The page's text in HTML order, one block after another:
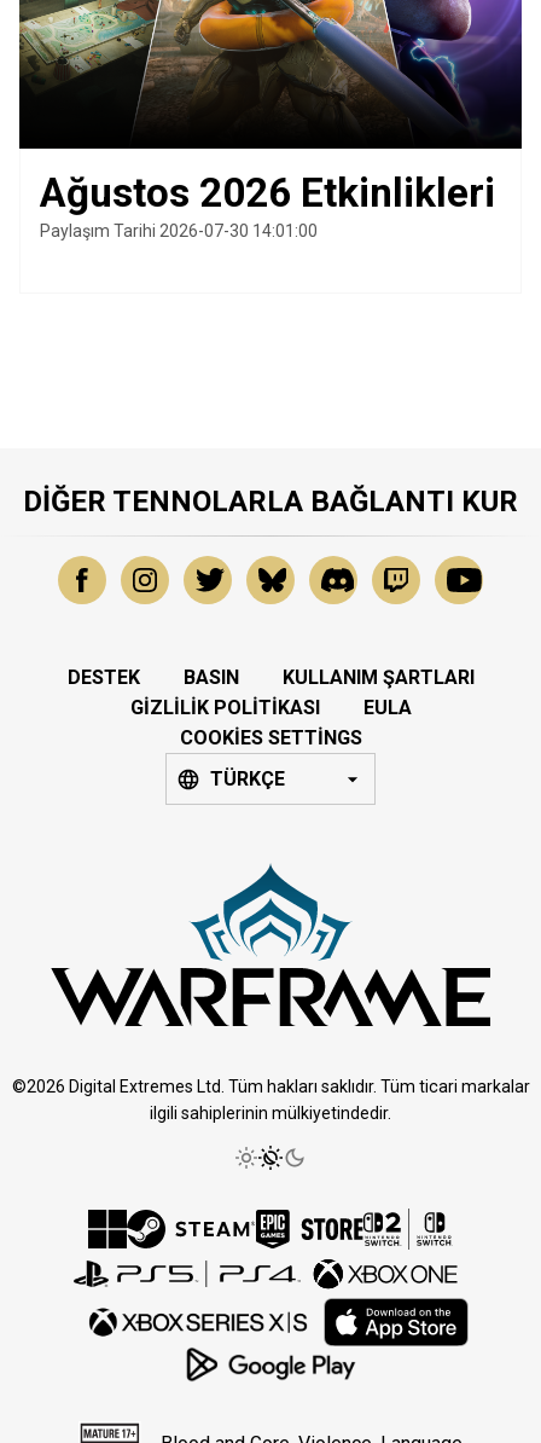
Ağustos 2026 Etkinlikleri
Paylaşım Tarihi 2026-07-30 14:01:00
DIĞER TENNOLARLA BAĞLANTI KUR
DESTEK BASIN
KULLANIM ŞARTLARI
GIZLILIK POLITIKASI
EULA
COOKIES SETTINGS
TÜRKÇE
©2026 Digital Extremes Ltd. Tüm hakları saklıdır. Tüm ticari markalar
ilgili sahiplerinin mülkiyetindedir.